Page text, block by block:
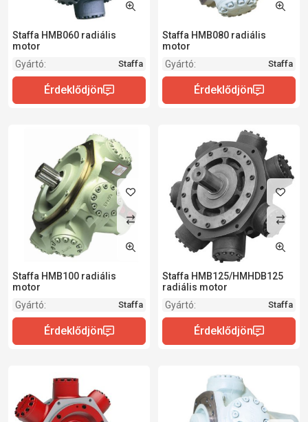
Staffa HMB060 radiális
motor
Gyártó:
Staffa
Staffa HMB080 radiális
motor
Gyártó:
Staffa
Staffa HMB100 radiális
motor
Gyártó:
Staffa
Staffa HMB125/HMHDB125
radiális motor
Gyártó:
Staffa